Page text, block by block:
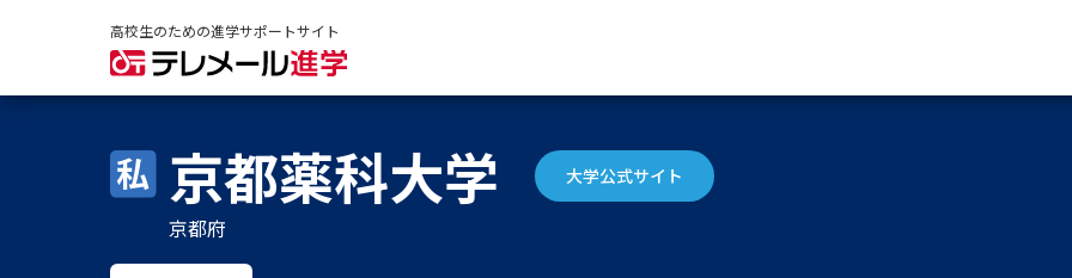
高校生のための進学サポートサイト
京都薬科大学 大学公式サイト
京都府